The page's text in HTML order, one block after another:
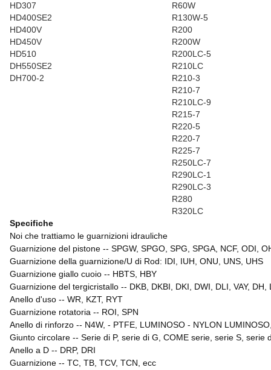
HD307
R60W
HD400SE2
R130W-5
HD400V
R200
HD450V
R200W
HD510
R200LC-5
DH550SE2
R210LC
DH700-2
R210-3
R210-7
R210LC-9
R215-7
R220-5
R220-7
R225-7
R250LC-7
R290LC-1
R290LC-3
R280
R320LC
Specifiche
Noi che trattiamo le guarnizioni idrauliche
Guarnizione del pistone -- SPGW, SPGO, SPG, SPGA, NCF, ODI,
Guarnizione della guarnizione/U di Rod: IDI, IUH, ONU, UNS, UHS
Guarnizione giallo cuoio -- HBTS, HBY
Guarnizione del tergicristallo -- DKB, DKBI, DKI, DWI, DLI, VAY, DH,
Anello d'uso -- WR, KZT, RYT
Guarnizione rotatoria -- ROI, SPN
Anello di rinforzo -- N4W, - PTFE, LUMINOSO - NYLON
Giunto circolare -- Serie di P, serie di G, COME serie, serie S, serie
Anello a D -- DRP, DRI
Guarnizione -- TC, TB, TCV, TCN, ecc